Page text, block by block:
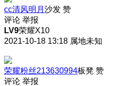
cc清风明月 沙发 赞
评论 举报
LV9荣耀X10
2021-10-18 13:18 属地未知
荣耀粉丝213630994板凳 赞
评论 举报